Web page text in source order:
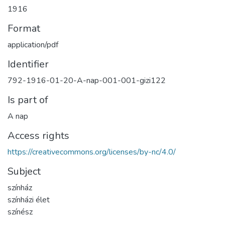
1916
Format
application/pdf
Identifier
792-1916-01-20-A-nap-001-001-gizi122
Is part of
A nap
Access rights
https://creativecommons.org/licenses/by-nc/4.0/
Subject
színház
színházi élet
színész